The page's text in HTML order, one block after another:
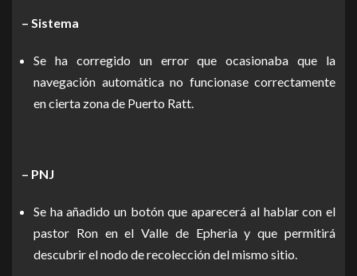
– Sistema
Se ha corregido un error que ocasionaba que la
navegación automática no funcionase correctamente
en cierta zona de Puerto Ratt.
– PNJ
Se ha añadido un botón que aparecerá al hablar con el
pastor Ron en el Valle de Epheria y que permitirá
descubrir el nodo de recolección del mismo sitio.